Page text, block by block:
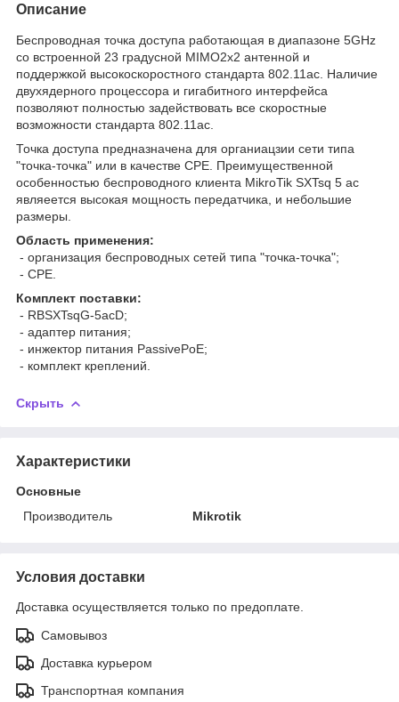
Описание
Беспроводная точка доступа работающая в диапазоне 5GHz
со встроенной 23 градусной MIMO2x2 антенной и
поддержкой высокоскоростного стандарта 802.11ac. Наличие
двухядерного процессора и гигабитного интерфейса
позволяют полностью задействовать все скоростные
возможности стандарта 802.11ac.
Точка доступа предназначена для органиацзии сети типа
"точка-точка" или в качестве CPE. Преимущественной
особенностью беспроводного клиента MikroTik SXTsq 5 ac
являеется высокая мощность передатчика, и небольшие
размеры.
Область применения:
- организация беспроводных сетей типа "точка-точка";
- CPE.
Комплект поставки:
- RBSXTsqG-5acD;
- адаптер питания;
- инжектор питания PassivePoE;
- комплект креплений.
Скрыть
Характеристики
Основные
Производитель
Mikrotik
Условия доставки
Доставка осуществляется только по предоплате.
Самовывоз
Доставка курьером
Транспортная компания